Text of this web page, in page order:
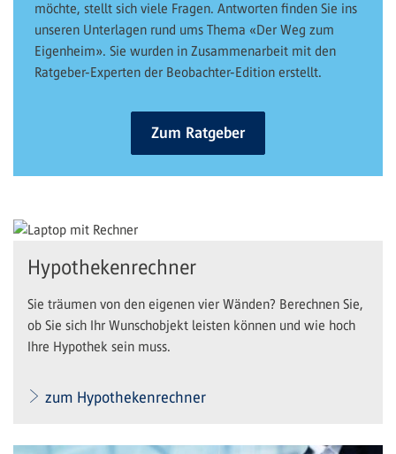
möchte, stellt sich viele Fragen. Antworten finden Sie ins
unseren Unterlagen rund ums Thema «Der Weg zum
Eigenheim». Sie wurden in Zusammenarbeit mit den
Ratgeber-Experten der Beobachter-Edition erstellt.
Zum Ratgeber
Hypothekenrechner
Sie träumen von den eigenen vier Wänden? Berechnen Sie,
ob Sie sich Ihr Wunschobjekt leisten können und wie hoch
Ihre Hypothek sein muss.
zum Hypothekenrechner